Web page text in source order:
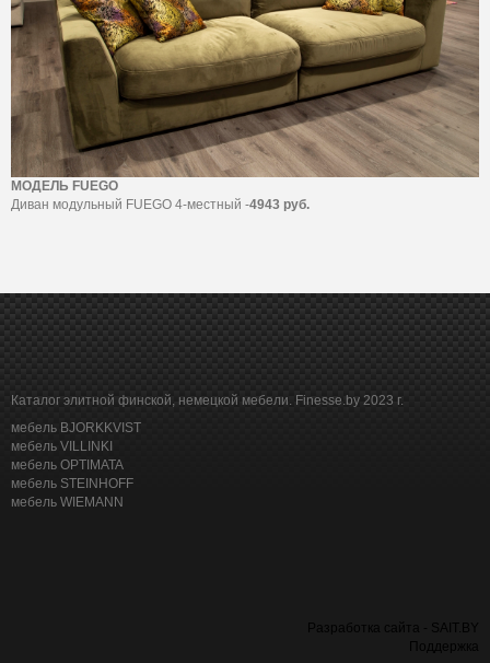
МОДЕЛЬ FUEGO
Диван модульный FUEGO 4-местный -4943 руб.
Каталог элитной финской, немецкой мебели. Finesse.by 2023 г.
мебель BJORKKVIST
мебель VILLINKI
мебель OPTIMATA
мебель STEINHOFF
мебель WIEMANN
Разработка сайта - SAIT.BY
Поддержка